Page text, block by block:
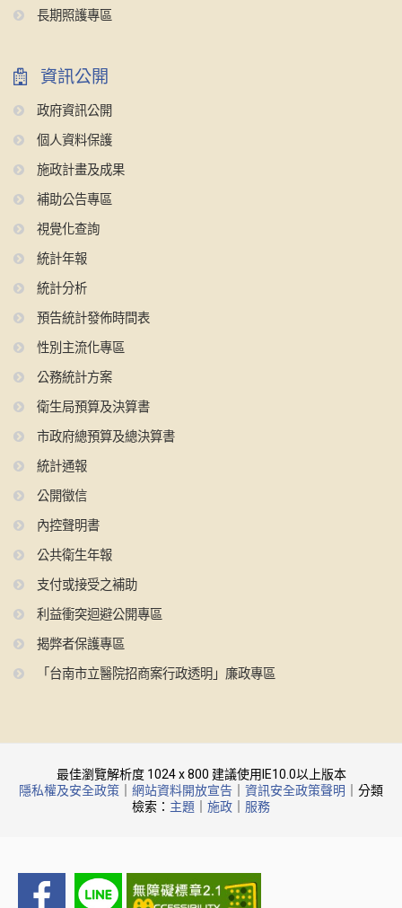
長期照護專區
資訊公開
政府資訊公開
個人資料保護
施政計畫及成果
補助公告專區
視覺化查詢
統計年報
統計分析
預告統計發佈時間表
性別主流化專區
公務統計方案
衛生局預算及決算書
市政府總預算及總決算書
統計通報
公開徵信
內控聲明書
公共衛生年報
支付或接受之補助
利益衝突迴避公開專區
揭弊者保護專區
「台南市立醫院招商案行政透明」廉政專區
最佳瀏覽解析度 1024 x 800 建議使用IE10.0以上版本
隱私權及安全政策
網站資料開放宣告 資訊安全政策聲明
｜分類
檢索： 主題 施政 服務